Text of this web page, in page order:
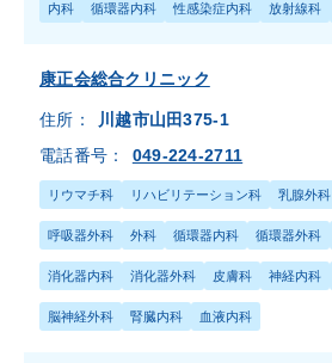
内科 循環器内科 性感染症内科 放射線科
康正会総合クリニック
住所：
川越市山田375-1
電話番号：
049-224-2711
リウマチ科 リハビリテーション科 乳腺外科
呼吸器外科 外科 循環器内科 循環器外科
消化器内科 消化器外科 皮膚科 神経内科
脳神経外科 腎臓内科 血液内科